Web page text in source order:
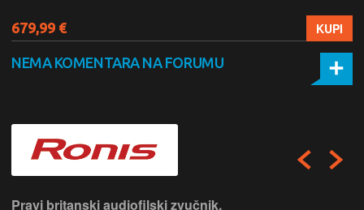
679,99 € KUPI
NEMA KOMENTARA NA FORUMU
Pravi britanski audiofilski zvučnik.